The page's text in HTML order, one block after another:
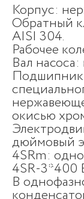
Корпус:
Обратный
AISI 304.
Рабочее
Вал
окисью
дюймовый
4SRm:
4SR-3*400
В